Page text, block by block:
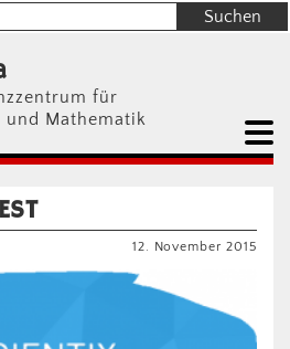
für
und Mathematik
12. November 2015